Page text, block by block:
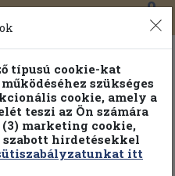
0
típusú cookie-kat
szükséges
cookie, amely a
teszi az Ön számára
(3) marketing cookie,
hirdetésekkel
itt